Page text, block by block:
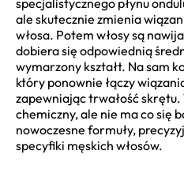
ale skutecznie zmienia
włosa. Potem włosy są
dobiera się odpowiednią
wymarzony kształt. Na sam
który ponownie łączy
zapewniając trwałość
chemiczny, ale nie ma co się
nowoczesne formuły,
specyfiki męskich włosów.